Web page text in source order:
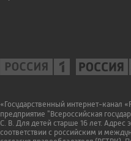
«Государственный интернет-канал
предприятие "Всероссийская
С. В. Для детей старше 16 лет. Адрес
соответствии с российским и